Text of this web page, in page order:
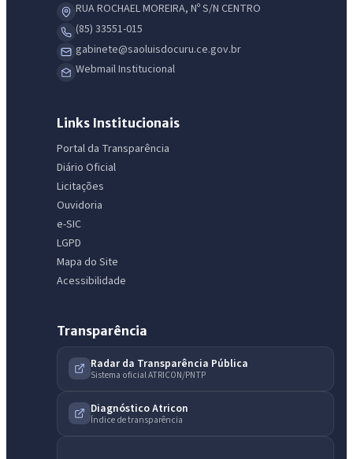
RUA ROCHAEL MOREIRA, Nº S/N CENTRO
(85) 33551-015
gabinete@saoluisdocuru.ce.gov.br
Webmail Institucional
Links Institucionais
Portal da Transparência
Diário Oficial
Licitações
Ouvidoria
e-SIC
LGPD
Mapa do Site
Acessibilidade
Transparência
Radar da Transparência Pública
Sistema oficial ATRICON/PNTP
Diagnóstico Atricon
Índice de transparência